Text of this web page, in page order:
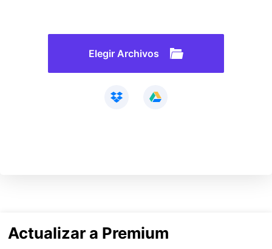
Formatos de ConversiónElegir Archivos
Actualizar a Premium